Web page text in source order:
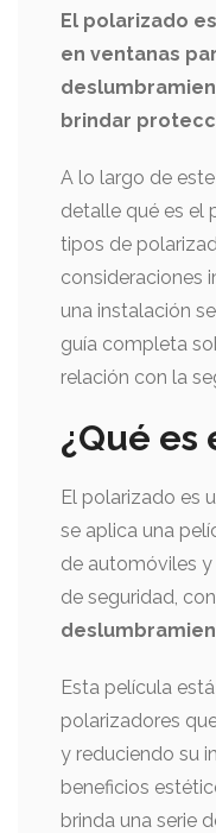
El polarizado
en ventanas
brindar
A lo largo de
detalle qué es el
tipos de
consideraciones
una instalación
guía completa
relación con la
¿Qué es
El polarizado es
se aplica una
de automóviles
de seguridad,
Esta película
polarizadores
y reduciendo su
beneficios
brinda una serie